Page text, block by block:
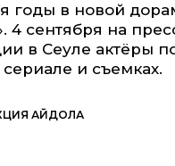
годы в новой
4 сентября на
в Сеуле актёры
и съемках.
АЙДОЛА